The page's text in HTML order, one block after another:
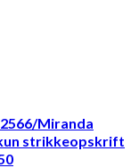
Miranda
strikkeopskrift